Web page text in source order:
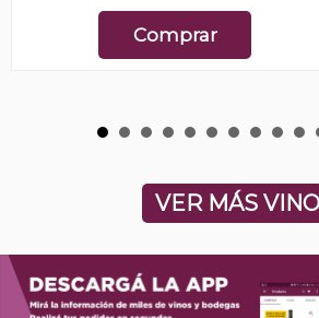
Comprar
VER MÁS